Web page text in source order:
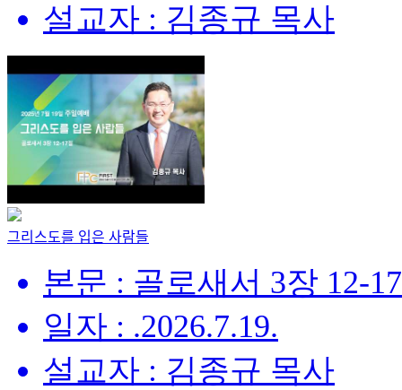
설교자 : 김종규 목사
그리스도를 입은 사람들
본문 : 골로새서 3장 12-
일자 : .2026.7.19.
설교자 : 김종규 목사